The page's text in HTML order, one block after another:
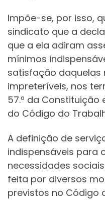
Impõe-se, por isso,
sindicato que a
que a ela adiram
mínimos
satisfação daquelas
impreteríveis, nos
57.º da Constituição
do Código do
A definição de
indispensáveis para
necessidades
feita por diversos
previstos no Código